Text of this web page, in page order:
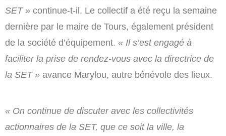
SET » continue-t-il. Le collectif a été reçu la semaine
dernière par le maire de Tours, également président
de la société d’équipement. « Il s’est engagé à
faciliter la prise de rendez-vous avec la directrice de
la SET » avance Marylou, autre bénévole des lieux.
« On continue de discuter avec les collectivités
actionnaires de la SET, que ce soit la ville, la